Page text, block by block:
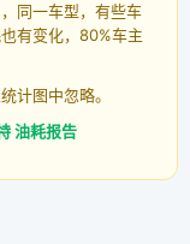
同一车型，有些车
有变化，80%车主
计图中忽略。
油耗报告